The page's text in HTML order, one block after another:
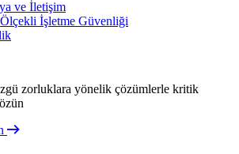
ve İletişim
İşletme Güvenliği
zorluklara yönelik çözümlerle kritik